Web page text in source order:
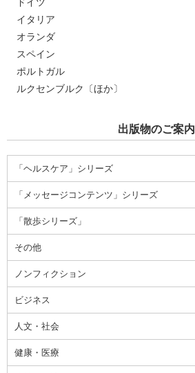
ドイツ
イタリア
オランダ
スペイン
ポルトガル
ルクセンブルク〔ほか〕
出版物のご案内
「ヘルスケア」シリーズ
「メッセージコンテンツ」シリーズ
「散歩シリーズ」
その他
ノンフィクション
ビジネス
人文・社会
健康・医療